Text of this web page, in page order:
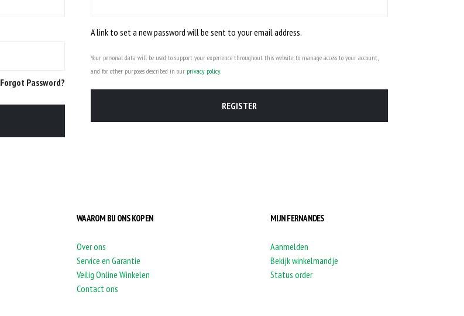
Forgot Password?
A link to set a new password will be sent to your email address.
Your personal data will be used to support your experience throughout this website, to manage access to your account,
and for other purposes described in our privacy policy.
REGISTER
WAAROM BIJ ONS KOPEN
Over ons
Service en Garantie
Veilig Online Winkelen
Contact ons
MIJN FERNANDES
Aanmelden
Bekijk winkelmandje
Status order